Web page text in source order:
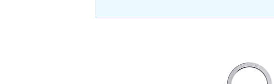
Portugisisk-Dansk ordbog